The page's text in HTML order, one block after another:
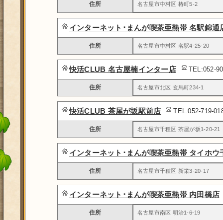
住所 名古屋市中村区 椿町5-2
インターネット･まんが喫茶亜熱帯 名駅錦通
住所 名古屋市中村区 名駅4-25-20
快活CLUB 名古屋楠インター店 TEL:052-
住所 名古屋市北区 玄馬町234-1
快活CLUB 茶屋が坂駅前店 TEL:052-719-
住所 名古屋市千種区 茶屋が坂1-20-21
インターネット･まんが喫茶亜熱帯 タイホウ
住所 名古屋市千種区 新栄3-20-17
インターネット･まんが喫茶亜熱帯 内田橋店
住所 名古屋市南区 明治1-6-19